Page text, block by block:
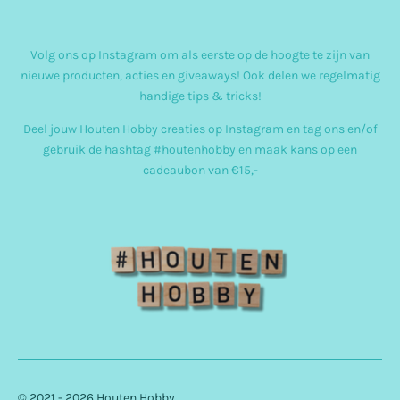
t
a
g
r
a
Volg ons op Instagram om als eerste op de hoogte te zijn van
nieuwe producten, acties en giveaways! Ook delen we regelmatig
handige tips & tricks!
Deel jouw Houten Hobby creaties op Instagram en tag ons en/of
gebruik de hashtag #houtenhobby en maak kans op een
cadeaubon van €15,-